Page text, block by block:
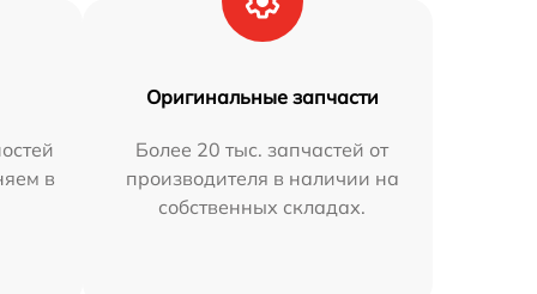
в
Оригинальные запчасти
Более 20 тыс. запчастей от
производителя в наличии на
собственных складах.